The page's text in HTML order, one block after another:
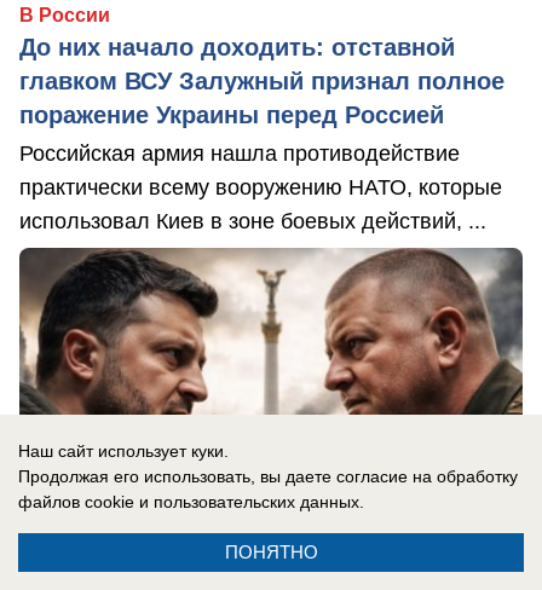
В России
До них начало доходить: отставной
главком ВСУ Залужный признал полное
поражение Украины перед Россией
Российская армия нашла противодействие
практически всему вооружению НАТО, которые
использовал Киев в зоне боевых действий, ...
Наш сайт использует куки.
Продолжая его использовать, вы даете согласие на обработку
файлов cookie и пользовательских данных.
ПОНЯТНО